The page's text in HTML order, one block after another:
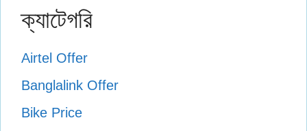
ক্যাটেগরি
Airtel Offer
Banglalink Offer
Bike Price